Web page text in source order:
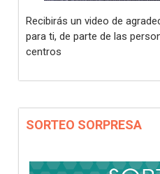
Recibirás un video de
para ti, de parte de las
centros
SORTEO SORPRESA